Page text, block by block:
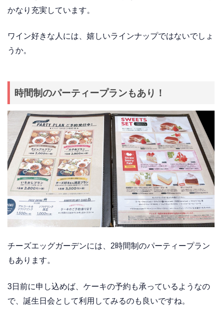
かなり充実しています。
ワイン好きな人には、嬉しいラインナップではないでしょ
うか。
時間制のパーティープランもあり！
チーズエッグガーデンには、2時間制のパーティープラン
もあります。
3日前に申し込めば、ケーキの予約も承っているようなの
で、誕生日会として利用してみるのも良いですね。